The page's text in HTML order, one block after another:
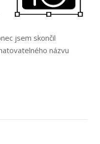
jsem skončil
názvu